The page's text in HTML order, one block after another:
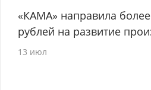
«КАМА» направила
рублей на развитие
13 июл